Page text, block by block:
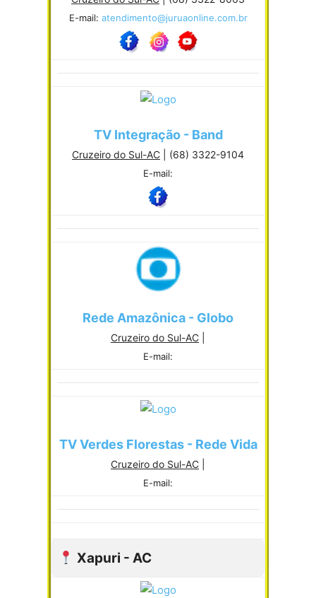
E-mail: atendimento@juruaonline.com.br
TV Integração - Band
Cruzeiro do Sul-AC | (68) 3322-9104
E-mail:
Rede Amazônica - Globo
Cruzeiro do Sul-AC
E-mail:
TV Verdes Florestas - Rede Vida
Cruzeiro do Sul-AC
E-mail:
Xapuri - AC